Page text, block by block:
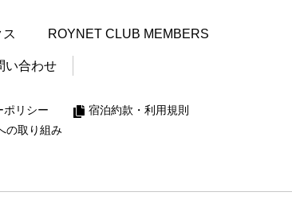
ス ROYNET CLUB MEMBERS
い合わせ
ポリシー
宿泊約款・利用規則
の取り組み